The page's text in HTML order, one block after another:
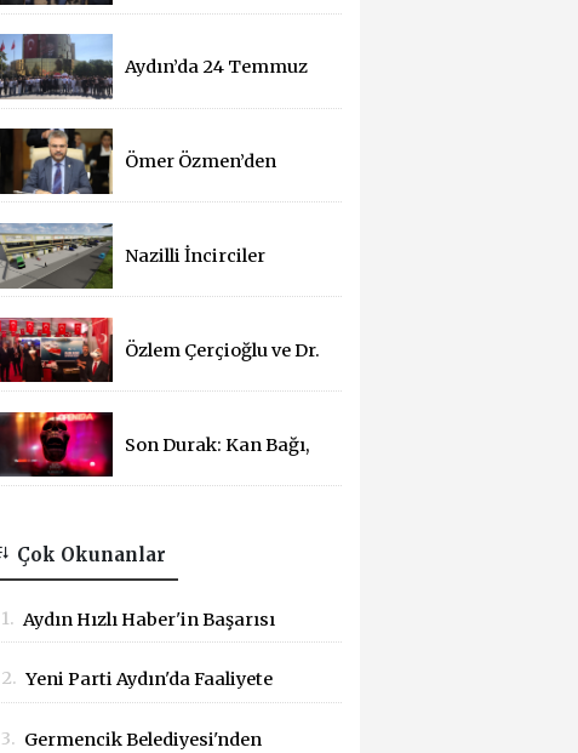
Yerinde İnceledi
Aydın’da 24 Temmuz
Kutlandı
Ömer Özmen’den
Nazilli İncirciler
İhale Süreci Başladı
Özlem Çerçioğlu ve Dr.
Temmuz Çadırına
Son Durak: Kan Bağı,
Sinemalarda!
Çok Okunanlar
1. Aydın Hızlı Haber'in Başarısı
2. Yeni Parti Aydın'da Faaliyete
3. Germencik Belediyesi'nden